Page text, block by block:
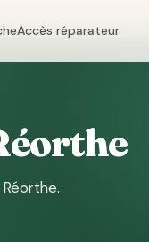
Accès réparateur
.